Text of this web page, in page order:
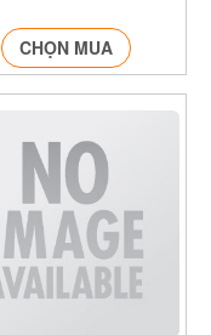
CHỌN MUA